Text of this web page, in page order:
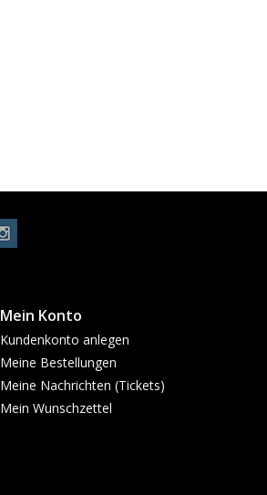
Mein Konto
Kundenkonto anlegen
Meine Bestellungen
Meine Nachrichten (Tickets)
Mein Wunschzettel